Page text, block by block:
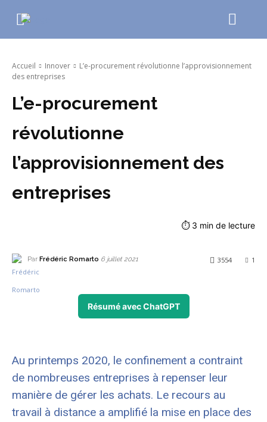
Accueil Innover
L’e-procurement révolutionne l’approvisionnement
des entreprises
L’e-procurement
révolutionne
l’approvisionnement des
entreprises
⏱ 3 min de lecture
Par Frédéric Romarto 6 juillet 2021 1
3554
Résumé avec ChatGPT
Au printemps 2020, le confinement a contraint
de nombreuses entreprises à repenser leur
manière de gérer les achats. Le recours au
travail à distance a amplifié la mise en place des